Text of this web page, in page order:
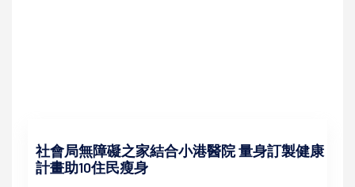
社會局無障礙之家結合小港醫院 量身訂製健康
計畫助10住民瘦身